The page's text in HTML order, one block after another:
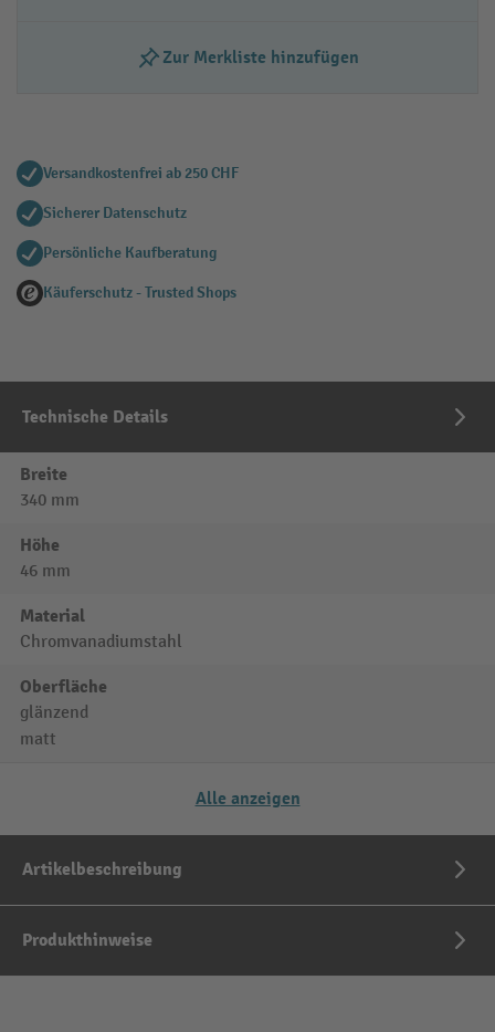
Zur Merkliste hinzufügen
Versandkostenfrei ab 250 CHF
Sicherer Datenschutz
Persönliche Kaufberatung
Käuferschutz - Trusted Shops
Technische Details
Breite
340 mm
Höhe
46 mm
Material
Chromvanadiumstahl
Oberfläche
glänzend
matt
Alle anzeigen
Artikelbeschreibung
Produkthinweise